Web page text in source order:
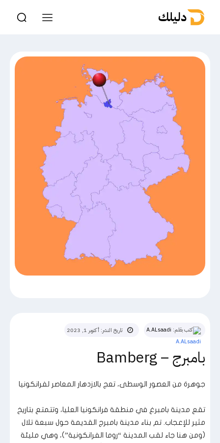
دليلك
كتب بقلم: A.ALsaadi تاريخ النشر: أكتوبر 1, 2023
بامبرج – Bamberg
جوهرة من العصور الوسطى، تعج بالازدهار المعاصر لفرانكونيا
تقع مدينة بامبرغ في منطقة فرانكونيا العليا، وتتمتع بتاريخ
مثير للإعجاب. تم بناء مدينة بامبرج القديمة حول سبعة تلال
(ومن هنا جاء لقب المدينة “روما الفرانكونية”)، وهي مليئة